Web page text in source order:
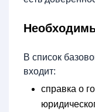
В список
входит:
справка о